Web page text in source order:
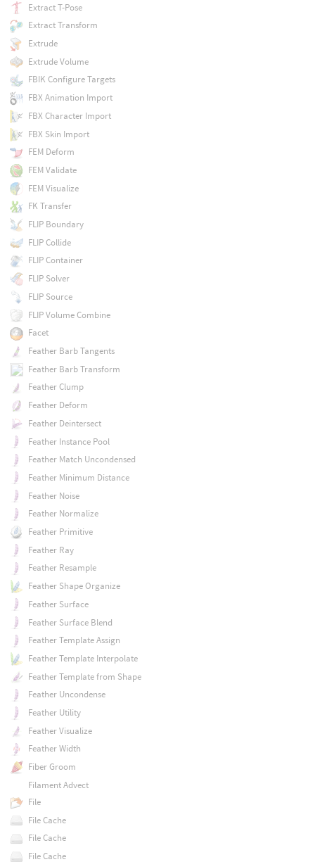
Extract T-Pose
Extract Transform
Extrude
Extrude Volume
FBIK Configure Targets
FBX Animation Import
FBX Character Import
FBX Skin Import
FEM Deform
FEM Validate
FEM Visualize
FK Transfer
FLIP Boundary
FLIP Collide
FLIP Container
FLIP Solver
FLIP Source
FLIP Volume Combine
Facet
Feather Barb Tangents
Feather Barb Transform
Feather Clump
Feather Deform
Feather Deintersect
Feather Instance Pool
Feather Match Uncondensed
Feather Minimum Distance
Feather Noise
Feather Normalize
Feather Primitive
Feather Ray
Feather Resample
Feather Shape Organize
Feather Surface
Feather Surface Blend
Feather Template Assign
Feather Template Interpolate
Feather Template from Shape
Feather Uncondense
Feather Utility
Feather Visualize
Feather Width
Fiber Groom
Filament Advect
File
File Cache
File Cache
File Cache